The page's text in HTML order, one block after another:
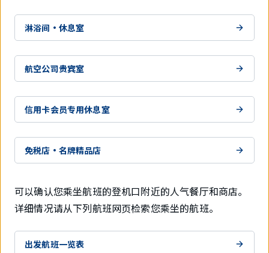
淋浴间・休息室
航空公司贵宾室
信用卡会员专用休息室
免税店・名牌精品店
可以确认您乘坐航班的登机口附近的人气餐厅和商店。
详细情况请从下列航班网页检索您乘坐的航班。
出发航班一览表